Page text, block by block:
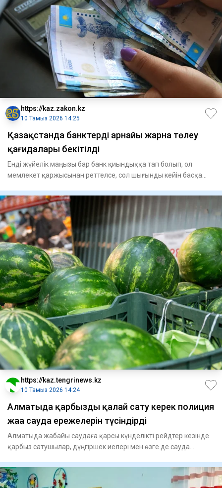
https://kaz.zakon.kz
10 Тамыз 2026 14:25
Қазақстанда банктердің арнайы жарна төлеу
қағидалары бекітілді
Енді жүйелік маңызы бар банк қиындыққа тап болып, ол
мемлекет қаржысынан реттелсе, сол шығынды кейін басқа
https://kaz.tengrinews.kz
10 Тамыз 2026 14:24
Алматыда қарбызды қалай сату керек полиция
жаңа сауда ережелерін түсіндірді
Алматыда жабайы саудаға қарсы күнделікті рейдтер кезінде
қарбыз сатушылар, дүңгіршек иелері мен өзге де сауда